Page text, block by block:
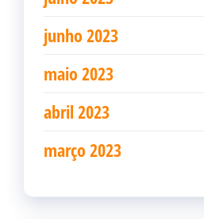
junho 2023
maio 2023
abril 2023
março 2023